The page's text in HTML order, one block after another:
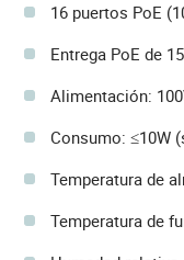
16 puertos PoE
Entrega PoE de
Alimentación:
Consumo: ≤10W
Temperatura de
Temperatura de